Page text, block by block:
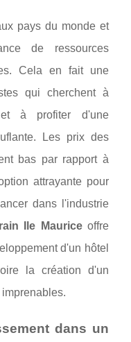
pays du monde et
de ressources
Cela en fait une
qui cherchent à
à profiter d'une
Les prix des
bas par rapport à
attrayante pour
dans l'industrie
Ile Mauriceoffre
d'un hôtel
la création d'un
dans un